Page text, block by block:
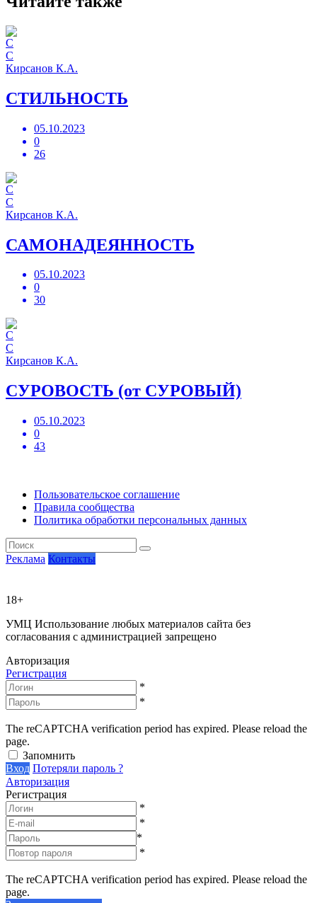
С
Кирсанов К.А.
СТИЛЬНОСТЬ
05.10.2023
0
26
С
Кирсанов К.А.
САМОНАДЕЯННОСТЬ
05.10.2023
0
30
С
Кирсанов К.А.
СУРОВОСТЬ (от СУРОВЫЙ)
05.10.2023
0
43
Пользовательское соглашение
Правила сообщества
Политика обработки персональных данных
Реклама Контакты
18+
УМЦ Использование любых материалов сайта без
согласования с администрацией запрещено
Авторизация
Регистрация
*
*
The reCAPTCHA verification period has expired. Please reload the
page.
Запомнить
Вход Потеряли пароль ?
Авторизация
Регистрация
*
*
*
*
The reCAPTCHA verification period has expired. Please reload the
page.